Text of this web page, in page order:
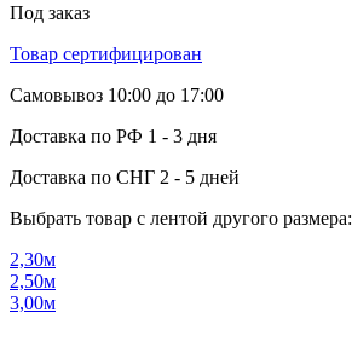
Под заказ
Товар сертифицирован
Самовывоз 10:00 до 17:00
Доставка по РФ 1 - 3 дня
Доставка по СНГ 2 - 5 дней
Выбрать товар с лентой другого размера:
2,30м
2,50м
3,00м